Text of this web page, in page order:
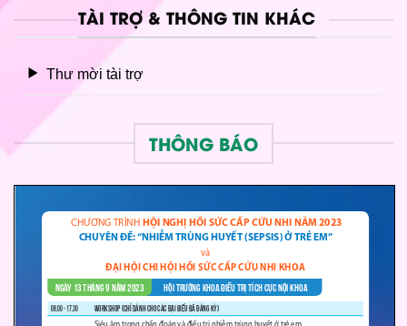
TÀI TRỢ & THÔNG TIN KHÁC
Thư mời tài trợ
THÔNG BÁO